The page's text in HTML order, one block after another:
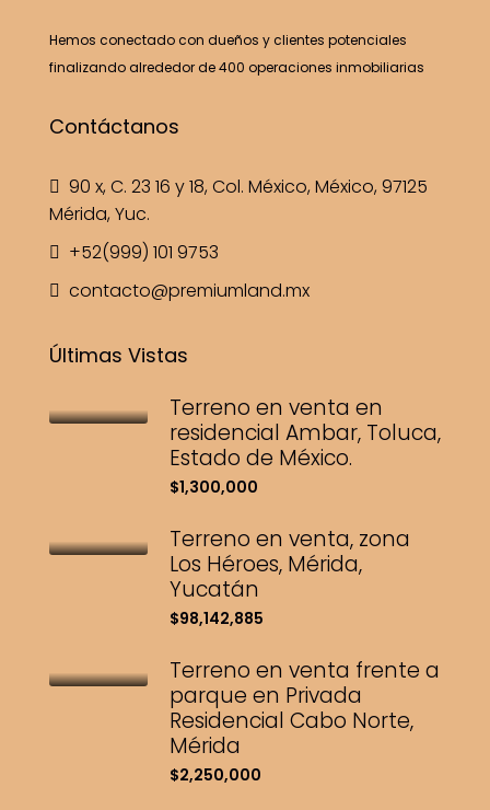
Hemos conectado con dueños y clientes potenciales
finalizando alrededor de 400 operaciones inmobiliarias
Contáctanos
90 x, C. 23 16 y 18, Col. México, México, 97125
Mérida, Yuc.
+52(999) 101 9753
contacto@premiumland.mx
Últimas Vistas
Terreno en venta en
residencial Ambar, Toluca,
Estado de México.
$1,300,000
Terreno en venta, zona
Los Héroes, Mérida,
Yucatán
$98,142,885
Terreno en venta frente a
parque en Privada
Residencial Cabo Norte,
Mérida
$2,250,000